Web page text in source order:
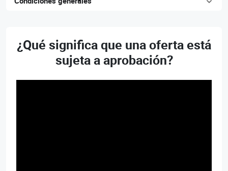
¿Qué significa que una oferta está
sujeta a aprobación?